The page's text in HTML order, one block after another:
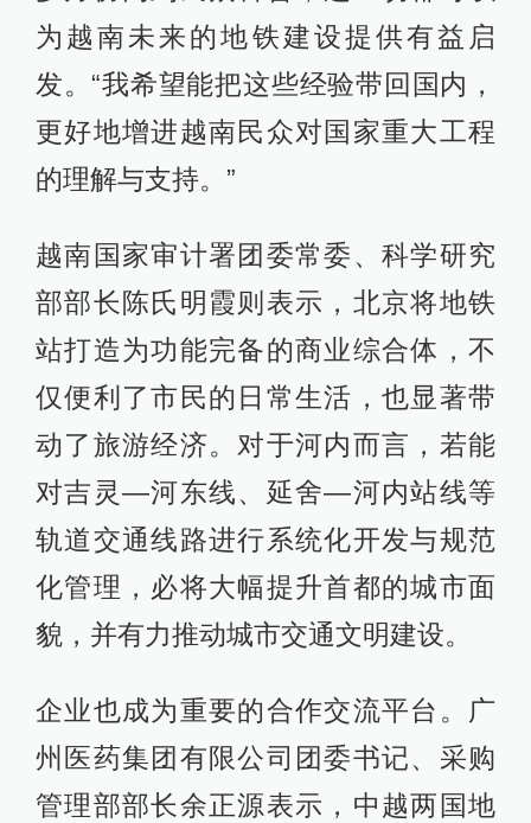
为越南未来的地铁建设提供有益启
发。“我希望能把这些经验带回国内，
更好地增进越南民众对国家重大工程
的理解与支持。”
越南国家审计署团委常委、科学研究
部部长陈氏明霞则表示，北京将地铁
站打造为功能完备的商业综合体，不
仅便利了市民的日常生活，也显著带
动了旅游经济。对于河内而言，若能
对吉灵—河东线、延舍—河内站线等
轨道交通线路进行系统化开发与规范
化管理，必将大幅提升首都的城市面
貌，并有力推动城市交通文明建设。
企业也成为重要的合作交流平台。广
州医药集团有限公司团委书记、采购
管理部部长余正源表示，中越两国地